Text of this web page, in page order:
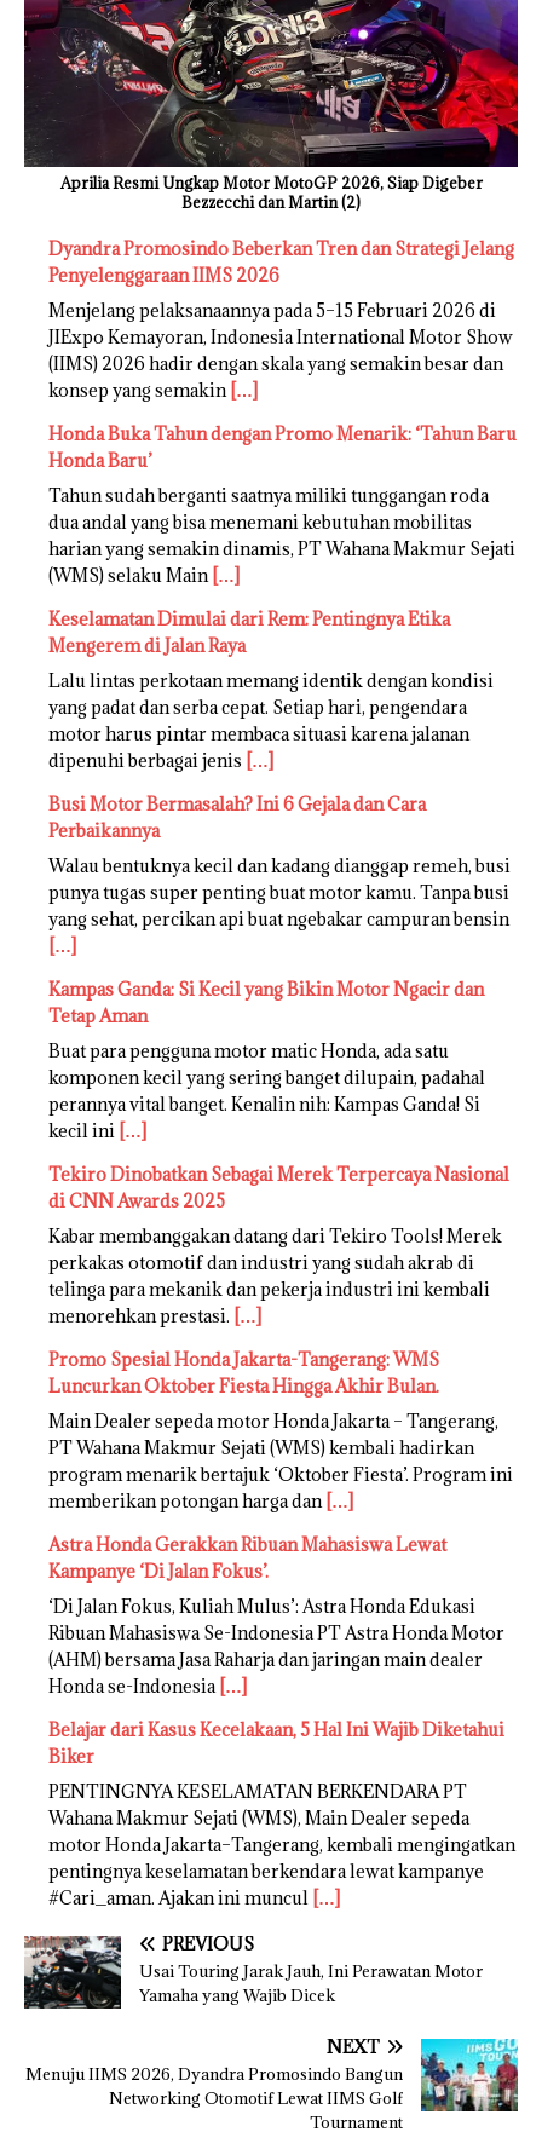
Aprilia Resmi Ungkap Motor MotoGP 2026, Siap Digeber
Bezzecchi dan Martin (2)
Dyandra Promosindo Beberkan Tren dan Strategi Jelang
Penyelenggaraan IIMS 2026
Menjelang pelaksanaannya pada 5–15 Februari 2026 di
JIExpo Kemayoran, Indonesia International Motor Show
(IIMS) 2026 hadir dengan skala yang semakin besar dan
konsep yang semakin […]
Honda Buka Tahun dengan Promo Menarik: ‘Tahun Baru
Honda Baru’
Tahun sudah berganti saatnya miliki tunggangan roda
dua andal yang bisa menemani kebutuhan mobilitas
harian yang semakin dinamis, PT Wahana Makmur Sejati
(WMS) selaku Main […]
Keselamatan Dimulai dari Rem: Pentingnya Etika
Mengerem di Jalan Raya
Lalu lintas perkotaan memang identik dengan kondisi
yang padat dan serba cepat. Setiap hari, pengendara
motor harus pintar membaca situasi karena jalanan
dipenuhi berbagai jenis […]
Busi Motor Bermasalah? Ini 6 Gejala dan Cara
Perbaikannya
Walau bentuknya kecil dan kadang dianggap remeh, busi
punya tugas super penting buat motor kamu. Tanpa busi
yang sehat, percikan api buat ngebakar campuran bensin
[…]
Kampas Ganda: Si Kecil yang Bikin Motor Ngacir dan
Tetap Aman
Buat para pengguna motor matic Honda, ada satu
komponen kecil yang sering banget dilupain, padahal
perannya vital banget. Kenalin nih: Kampas Ganda! Si
kecil ini […]
Tekiro Dinobatkan Sebagai Merek Terpercaya Nasional
di CNN Awards 2025
Kabar membanggakan datang dari Tekiro Tools! Merek
perkakas otomotif dan industri yang sudah akrab di
telinga para mekanik dan pekerja industri ini kembali
menorehkan prestasi. […]
Promo Spesial Honda Jakarta-Tangerang: WMS
Luncurkan Oktober Fiesta Hingga Akhir Bulan.
Main Dealer sepeda motor Honda Jakarta – Tangerang,
PT Wahana Makmur Sejati (WMS) kembali hadirkan
program menarik bertajuk ‘Oktober Fiesta’. Program ini
memberikan potongan harga dan […]
Astra Honda Gerakkan Ribuan Mahasiswa Lewat
Kampanye ‘Di Jalan Fokus’.
‘Di Jalan Fokus, Kuliah Mulus’: Astra Honda Edukasi
Ribuan Mahasiswa Se-Indonesia PT Astra Honda Motor
(AHM) bersama Jasa Raharja dan jaringan main dealer
Honda se-Indonesia […]
Belajar dari Kasus Kecelakaan, 5 Hal Ini Wajib Diketahui
Biker
PENTINGNYA KESELAMATAN BERKENDARA PT
Wahana Makmur Sejati (WMS), Main Dealer sepeda
motor Honda Jakarta–Tangerang, kembali mengingatkan
pentingnya keselamatan berkendara lewat kampanye
#Cari_aman. Ajakan ini muncul […]
PREVIOUS
Usai Touring Jarak Jauh, Ini Perawatan Motor
Yamaha yang Wajib Dicek
NEXT
Menuju IIMS 2026, Dyandra Promosindo Bangun
Networking Otomotif Lewat IIMS Golf
Tournament